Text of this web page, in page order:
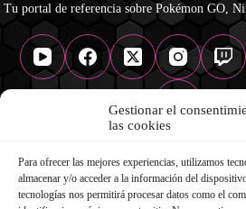
Gestionar el
las cookies
Para ofrecer las mejores experiencias, utilizamos
almacenar y/o acceder a la información del
tecnologías nos permitirá procesar datos como el
Tu portal de referencia sobre Pokémon GO,
NAVEGACIÓN
Pokémon GO
Nintendo